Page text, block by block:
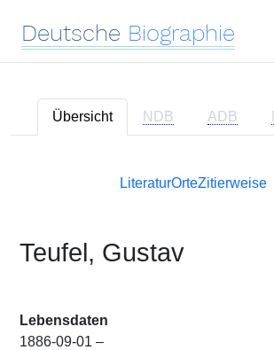
Deutsche Biographie
Übersicht NDB ADB
LiteraturOrteZitierweise
Teufel, Gustav
Lebensdaten
1886-09-01 –